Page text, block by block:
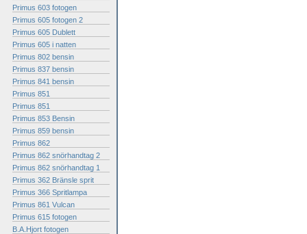
Primus 603 fotogen
Primus 605 fotogen 2
Primus 605 Dublett
Primus 605 i natten
Primus 802 bensin
Primus 837 bensin
Primus 841 bensin
Primus 851
Primus 851
Primus 853 Bensin
Primus 859 bensin
Primus 862
Primus 862 snörhandtag 2
Primus 862 snörhandtag 1
Primus 362 Bränsle sprit
Primus 366 Spritlampa
Primus 861 Vulcan
Primus 615 fotogen
B.A.Hjort fotogen